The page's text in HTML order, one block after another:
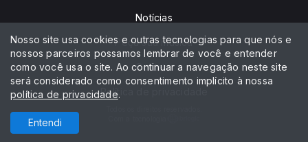
Notícias
Peça sua música
Contato
Política de privacidade
Nosso site usa cookies e outras tecnologias para que nós e
nossos parceiros possamos lembrar de você e entender
como você usa o site. Ao continuar a navegação neste site
será considerado como consentimento implícito à nossa
política de privacidade.
Entendi